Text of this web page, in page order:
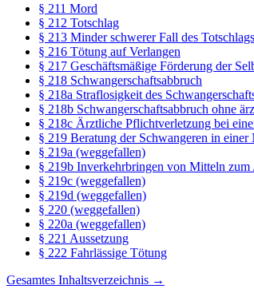
§ 211 Mord
§ 212 Totschlag
§ 213 Minder schwerer Fall des Totschlags
§ 216 Tötung auf Verlangen
§ 217 Geschäftsmäßige Förderung der
§ 218 Schwangerschaftsabbruch
§ 218a Straflosigkeit des
§ 218b Schwangerschaftsabbruch ohne
§ 218c Ärztliche Pflichtverletzung bei
§ 219 Beratung der Schwangeren in einer
§ 219a (weggefallen)
§ 219b Inverkehrbringen von Mitteln zum
§ 219c (weggefallen)
§ 219d (weggefallen)
§ 220 (weggefallen)
§ 220a (weggefallen)
§ 221 Aussetzung
§ 222 Fahrlässige Tötung
Gesamtes Inhaltsverzeichnis →